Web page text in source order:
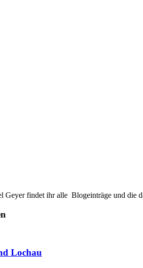
findet ihr alle Blogeinträge und die
Lochau